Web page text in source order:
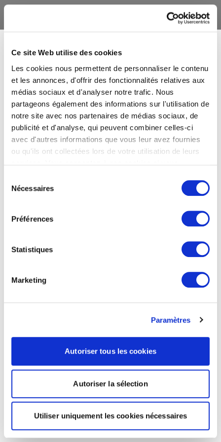
Ce site Web utilise des cookies
Les cookies nous permettent de personnaliser le contenu
et les annonces, d'offrir des fonctionnalités relatives aux
médias sociaux et d'analyser notre trafic. Nous
partageons également des informations sur l'utilisation de
notre site avec nos partenaires de médias sociaux, de
publicité et d'analyse, qui peuvent combiner celles-ci
avec d'autres informations que vous leur avez fournies
ou qu'ils ont collectées lors de votre utilisation de leurs
Nécessaires
Préférences
Statistiques
Marketing
Paramètres
Autoriser tous les cookies
Autoriser la sélection
Utiliser uniquement les cookies nécessaires